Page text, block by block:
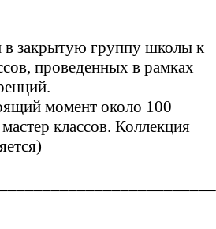
в закрытую группу школы к
проведенных в рамках
момент около 100
классов. Коллекция